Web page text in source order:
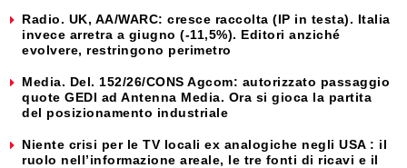
Radio. UK, AA/WARC: cresce raccolta (IP in testa). Italia
invece arretra a giugno (-11,5%). Editori anziché
evolvere, restringono perimetro
Media. Del. 152/26/CONS Agcom: autorizzato passaggio
quote GEDI ad Antenna Media. Ora si gioca la partita
del posizionamento industriale
Niente crisi per le TV locali ex analogiche negli USA : il
ruolo nell’informazione areale, le tre fonti di ricavi e il